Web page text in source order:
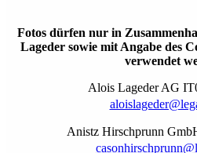
Fotos dürfen nur in
Lageder sowie mit Angabe des
verwendet
Alois Lageder AG
Anistz Hirschprunn